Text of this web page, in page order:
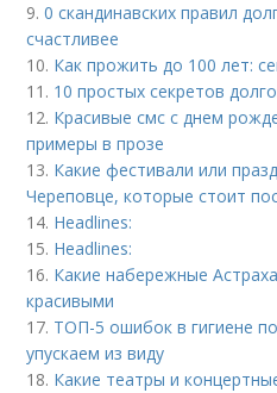
9.0 скандинавских правил
счастливее
10. Как прожить до 100 лет:
11. 10 простых секретов
12. Красивые смс с днем
примеры в прозе
13. Какие фестивали или
Череповце, которые стоит
14. Headlines:
15. Headlines:
16. Какие набережные
красивыми
17. ТОП-5 ошибок в гигиене
упускаем из виду
18. Какие театры и